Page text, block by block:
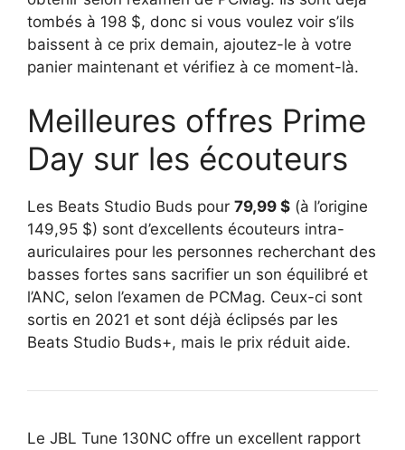
tombés à 198 $, donc si vous voulez voir s’ils
baissent à ce prix demain, ajoutez-le à votre
panier maintenant et vérifiez à ce moment-là.
Meilleures offres Prime
Day sur les écouteurs
Les Beats Studio Buds pour 79,99 $ (à l’origine
149,95 $) sont d’excellents écouteurs intra-
auriculaires pour les personnes recherchant des
basses fortes sans sacrifier un son équilibré et
l’ANC, selon l’examen de PCMag. Ceux-ci sont
sortis en 2021 et sont déjà éclipsés par les
Beats Studio Buds+, mais le prix réduit aide.
Le JBL Tune 130NC offre un excellent rapport